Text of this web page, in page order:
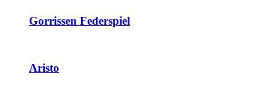
Gorrissen Federspiel
Aristo